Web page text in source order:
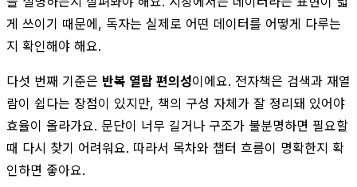
게 쓰이기 때문에, 독자는 실제로 어떤 데이터를 어떻게 다루는
지 확인해야 해요.
다섯 번째 기준은 반복 열람 편의성이에요. 전자책은 검색과 재열
람이 쉽다는 장점이 있지만, 책의 구성 자체가 잘 정리돼 있어야
효율이 올라가요. 문단이 너무 길거나 구조가 불분명하면 필요할
때 다시 찾기 어려워요. 따라서 목차와 챕터 흐름이 명확한지 확
인하면 좋아요.